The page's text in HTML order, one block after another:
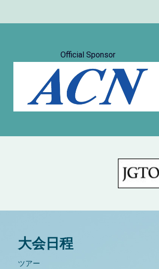
Official Sponsor
大会日程
ツアー